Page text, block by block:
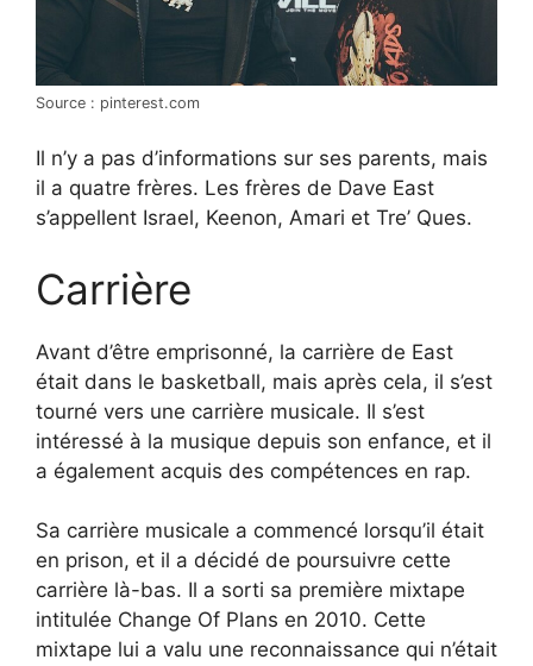
Source : pinterest.com
Il n’y a pas d’informations sur ses parents, mais
il a quatre frères. Les frères de Dave East
s’appellent Israel, Keenon, Amari et Tre’ Ques.
Carrière
Avant d’être emprisonné, la carrière de East
était dans le basketball, mais après cela, il s’est
tourné vers une carrière musicale. Il s’est
intéressé à la musique depuis son enfance, et il
a également acquis des compétences en rap.
Sa carrière musicale a commencé lorsqu’il était
en prison, et il a décidé de poursuivre cette
carrière là-bas. Il a sorti sa première mixtape
intitulée Change Of Plans en 2010. Cette
mixtape lui a valu une reconnaissance qui n’était